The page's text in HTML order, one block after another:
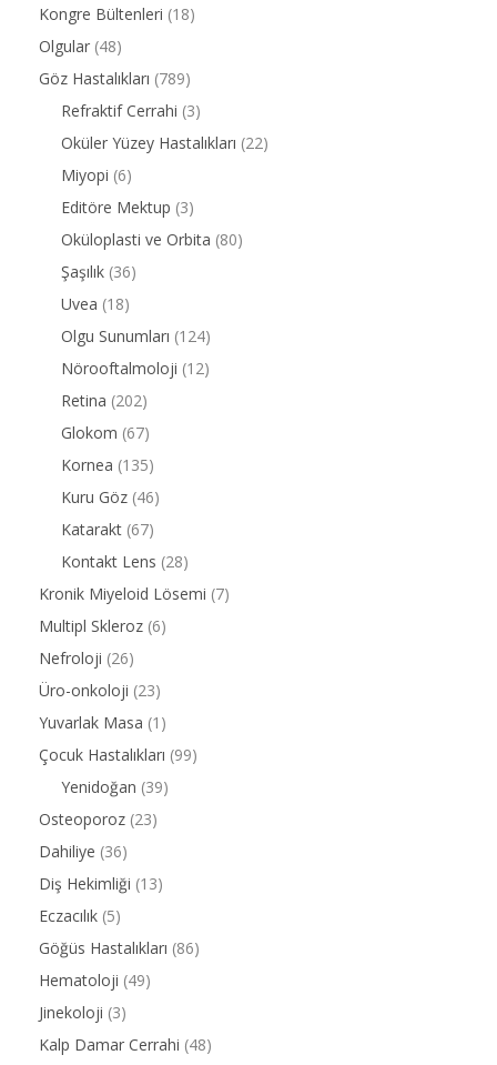
Kongre Bültenleri (18)
Olgular (48)
Göz Hastalıkları (789)
Refraktif Cerrahi (3)
Oküler Yüzey Hastalıkları (22)
Miyopi (6)
Editöre Mektup (3)
Oküloplasti ve Orbita (80)
Şaşılık (36)
Uvea (18)
Olgu Sunumları (124)
Nörooftalmoloji (12)
Retina (202)
Glokom (67)
Kornea (135)
Kuru Göz (46)
Katarakt (67)
Kontakt Lens (28)
Kronik Miyeloid Lösemi (7)
Multipl Skleroz (6)
Nefroloji (26)
Üro-onkoloji (23)
Yuvarlak Masa (1)
Çocuk Hastalıkları (99)
Yenidoğan (39)
Osteoporoz (23)
Dahiliye (36)
Diş Hekimliği (13)
Eczacılık (5)
Göğüs Hastalıkları (86)
Hematoloji (49)
Jinekoloji (3)
Kalp Damar Cerrahi (48)